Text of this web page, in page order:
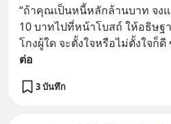
“ถ้าคุณเป็นหนี้หลักล้านบาท จง
10 บาทไปที่หน้าโบสถ์ ให้อธิษ
โกงผู้ใด จะตั้งใจหรือไม่ตั้งใจก็
ต่อ
3 บันทึก